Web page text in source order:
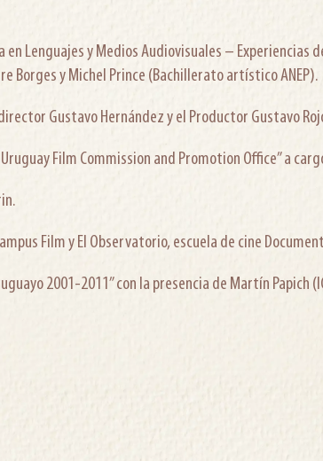
y Medios Audiovisuales – Experiencias
Borges y Michel Prince (Bachillerato artístico ANEP).
Gustavo Hernández y el Productor Gustavo
Film Commission and Promotion Office” a
Film y El Observatorio, escuela de cine
2001-2011” con la presencia de Martín Papich